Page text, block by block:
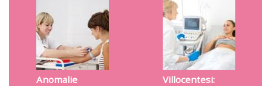
Anomalie
Villocentesi: